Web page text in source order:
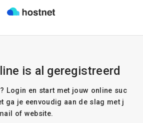
is al geregistreerd
Login en start met jouw online suc
ga je eenvoudig aan de slag met j
of website.